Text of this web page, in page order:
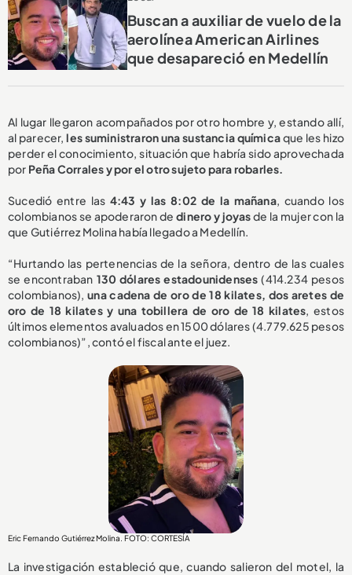
Buscan a auxiliar de vuelo de la
aerolínea American Airlines
que desapareció en Medellín
Al lugar llegaron acompañados por otro hombre y, estando allí,
al parecer,les suministraron una sustancia químicaque les hizo
perder el conocimiento, situación que habría sido aprovechada
por Peña Corrales y por el otro sujeto para robarles.
Sucedió entre las 4:43 y las 8:02 de la mañana, cuando los
colombianos se apoderaron dedinero y joyasde la mujer con la
que Gutiérrez Molina había llegado a Medellín.
“Hurtando las pertenencias de la señora, dentro de las cuales
se encontraban 130 dólares estadounidenses (414.234 pesos
colombianos),una cadena de oro de 18 kilates, dos aretes de
oro de 18 kilates y una tobillera de oro de 18 kilates, estos
últimos elementos avaluados en 1500 dólares (4.779.625 pesos
colombianos)”, contó el fiscal ante el juez.
Eric Fernando Gutiérrez Molina. FOTO: CORTESÍA
La investigación estableció que, cuando salieron del motel, la